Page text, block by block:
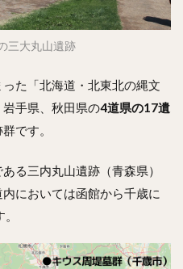
三大丸山遺跡
た「北海道・北東北の縄文
手県、秋田県の4道県の17遺
です。
る三内丸山遺跡（青森県）
においては函館から千歳に